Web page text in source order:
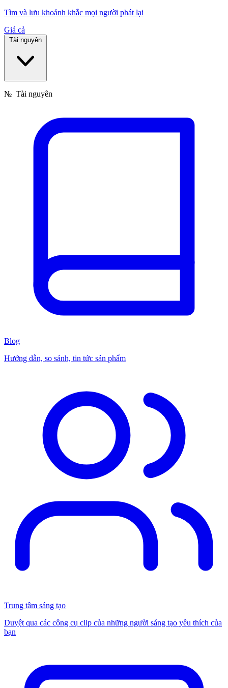
Tìm và lưu khoảnh khắc mọi người phát lại
Giá cả
Tài nguyên
№ Tài nguyên
Blog
Hướng dẫn, so sánh, tin tức sản phẩm
Trung tâm sáng tạo
Duyệt qua các công cụ clip của những người sáng tạo yêu thích của
bạn